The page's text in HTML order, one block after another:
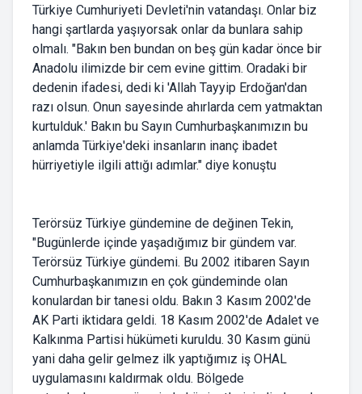
Türkiye Cumhuriyeti Devleti'nin vatandaşı. Onlar biz
hangi şartlarda yaşıyorsak onlar da bunlara sahip
olmalı. "Bakın ben bundan on beş gün kadar önce bir
Anadolu ilimizde bir cem evine gittim. Oradaki bir
dedenin ifadesi, dedi ki 'Allah Tayyip Erdoğan'dan
razı olsun. Onun sayesinde ahırlarda cem yatmaktan
kurtulduk.' Bakın bu Sayın Cumhurbaşkanımızın bu
anlamda Türkiye'deki insanların inanç ibadet
hürriyetiyle ilgili attığı adımlar." diye konuştu
Terörsüz Türkiye gündemine de değinen Tekin,
"Bugünlerde içinde yaşadığımız bir gündem var.
Terörsüz Türkiye gündemi. Bu 2002 itibaren Sayın
Cumhurbaşkanımızın en çok gündeminde olan
konulardan bir tanesi oldu. Bakın 3 Kasım 2002'de
AK Parti iktidara geldi. 18 Kasım 2002'de Adalet ve
Kalkınma Partisi hükümeti kuruldu. 30 Kasım günü
yani daha gelir gelmez ilk yaptığımız iş OHAL
uygulamasını kaldırmak oldu. Bölgede